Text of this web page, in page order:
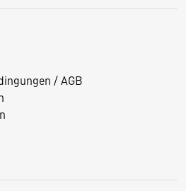
/ AGB